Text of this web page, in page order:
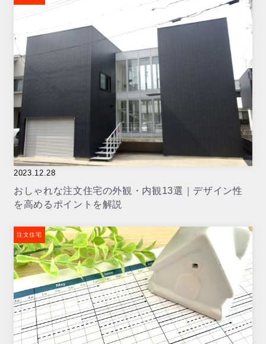
2023.12.28
おしゃれな注文住宅の外観・内観13選｜デザイン性
を高めるポイントを解説
注文住宅